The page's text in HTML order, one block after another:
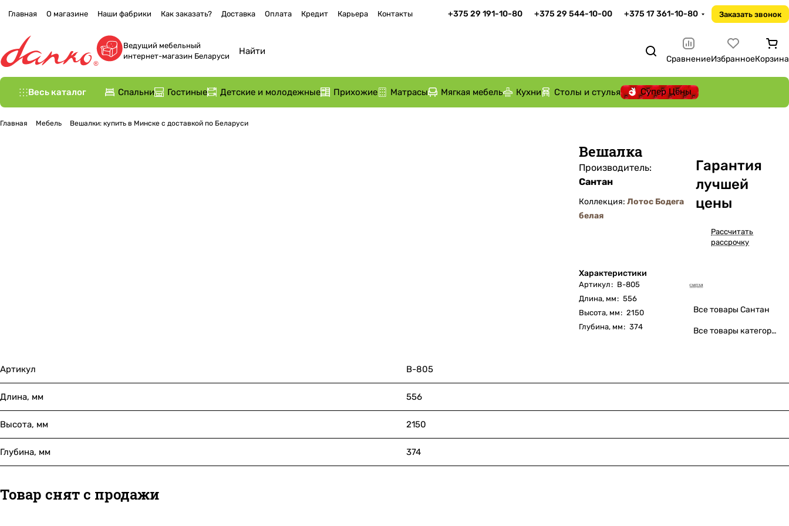
Главная О магазине Наши фабрики Как заказать? Доставка Оплата Кредит Карьера Контакты +375 29 191-10-80 +375 29 544-10-00 +375 17 361-10-80 Заказать звонок
Ведущий мебельный
интернет-магазин Беларуси
СравнениеИзбранноеКорзина
Весь каталог Спальни Гостиные Детские и молодежные Прихожие Матрасы Мягкая мебель Кухни Столы и стулья Супер Цены
Главная Мебель Вешалки: купить в Минске с доставкой по Беларуси
Вешалка
Производитель:
Сантан
Коллекция: Лотос Бодега
белая
Характеристики
Артикул: В-805
Длина, мм: 556
Высота, мм: 2150
Глубина, мм: 374
Гарантия
лучшей
цены
Рассчитать
рассрочку
Все товары Сантан
Все товары категории
Артикул В-805
Длина, мм 556
Высота, мм 2150
Глубина, мм 374
Товар снят с продажи